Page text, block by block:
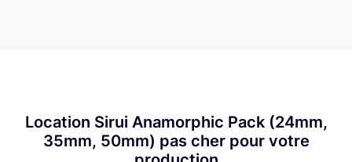
Location Sirui Anamorphic Pack (24mm,
35mm, 50mm) pas cher pour votre